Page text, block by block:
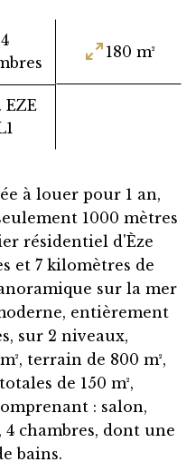
4
180 m²
EZE
à louer pour 1 an,
1000 mètres
résidentiel d'Èze
et 7 kilomètres de
sur la mer
entièrement
sur 2 niveaux,
terrain de 800 m²,
de 150 m²,
: salon,
chambres, dont une
bains.